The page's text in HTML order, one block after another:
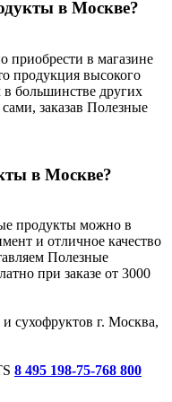
в Москве?
в магазине
продукция высокого
большинстве других
заказав Полезные
в Москве?
продукты можно в
и отличное качество
Полезные
при заказе от 3000
г. Москва,
8 495 198-75-768 800